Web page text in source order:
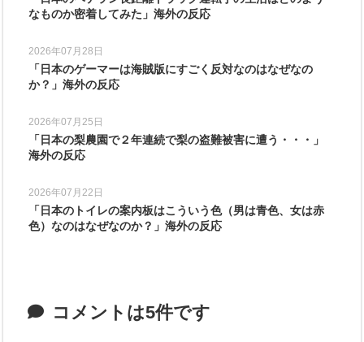
なものか密着してみた」海外の反応
2026年07月28日
「日本のゲーマーは海賊版にすごく反対なのはなぜなの
か？」海外の反応
2026年07月25日
「日本の梨農園で２年連続で梨の盗難被害に遭う・・・」
海外の反応
2026年07月22日
「日本のトイレの案内板はこういう色（男は青色、女は赤
色）なのはなぜなのか？」海外の反応
コメントは5件です